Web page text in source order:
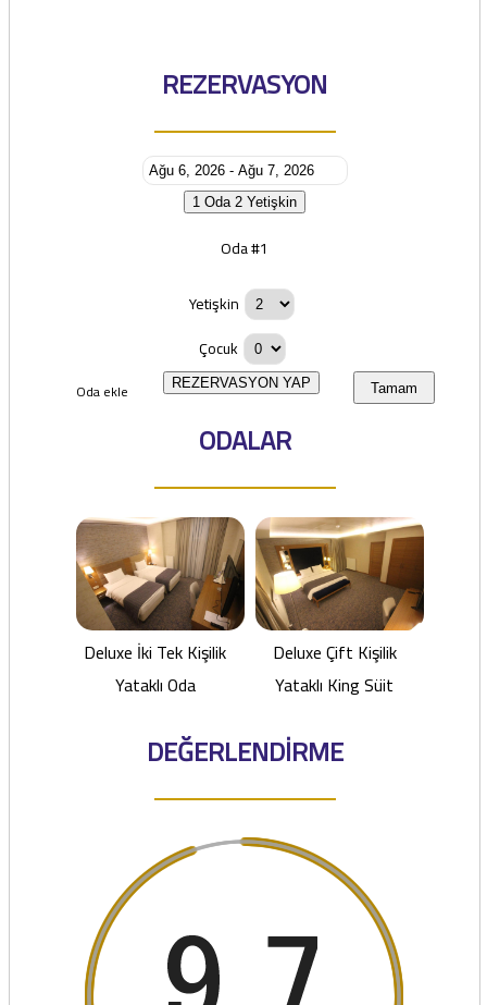
REZERVASYON
1 Oda 2 Yetişkin
Oda #1
Yetişkin
Çocuk
Oda ekle Tamam
REZERVASYON YAP
ODALAR
Deluxe İki Tek Kişilik
Yataklı Oda
Deluxe Çift Kişilik
Yataklı King Süit
DEĞERLENDİRME